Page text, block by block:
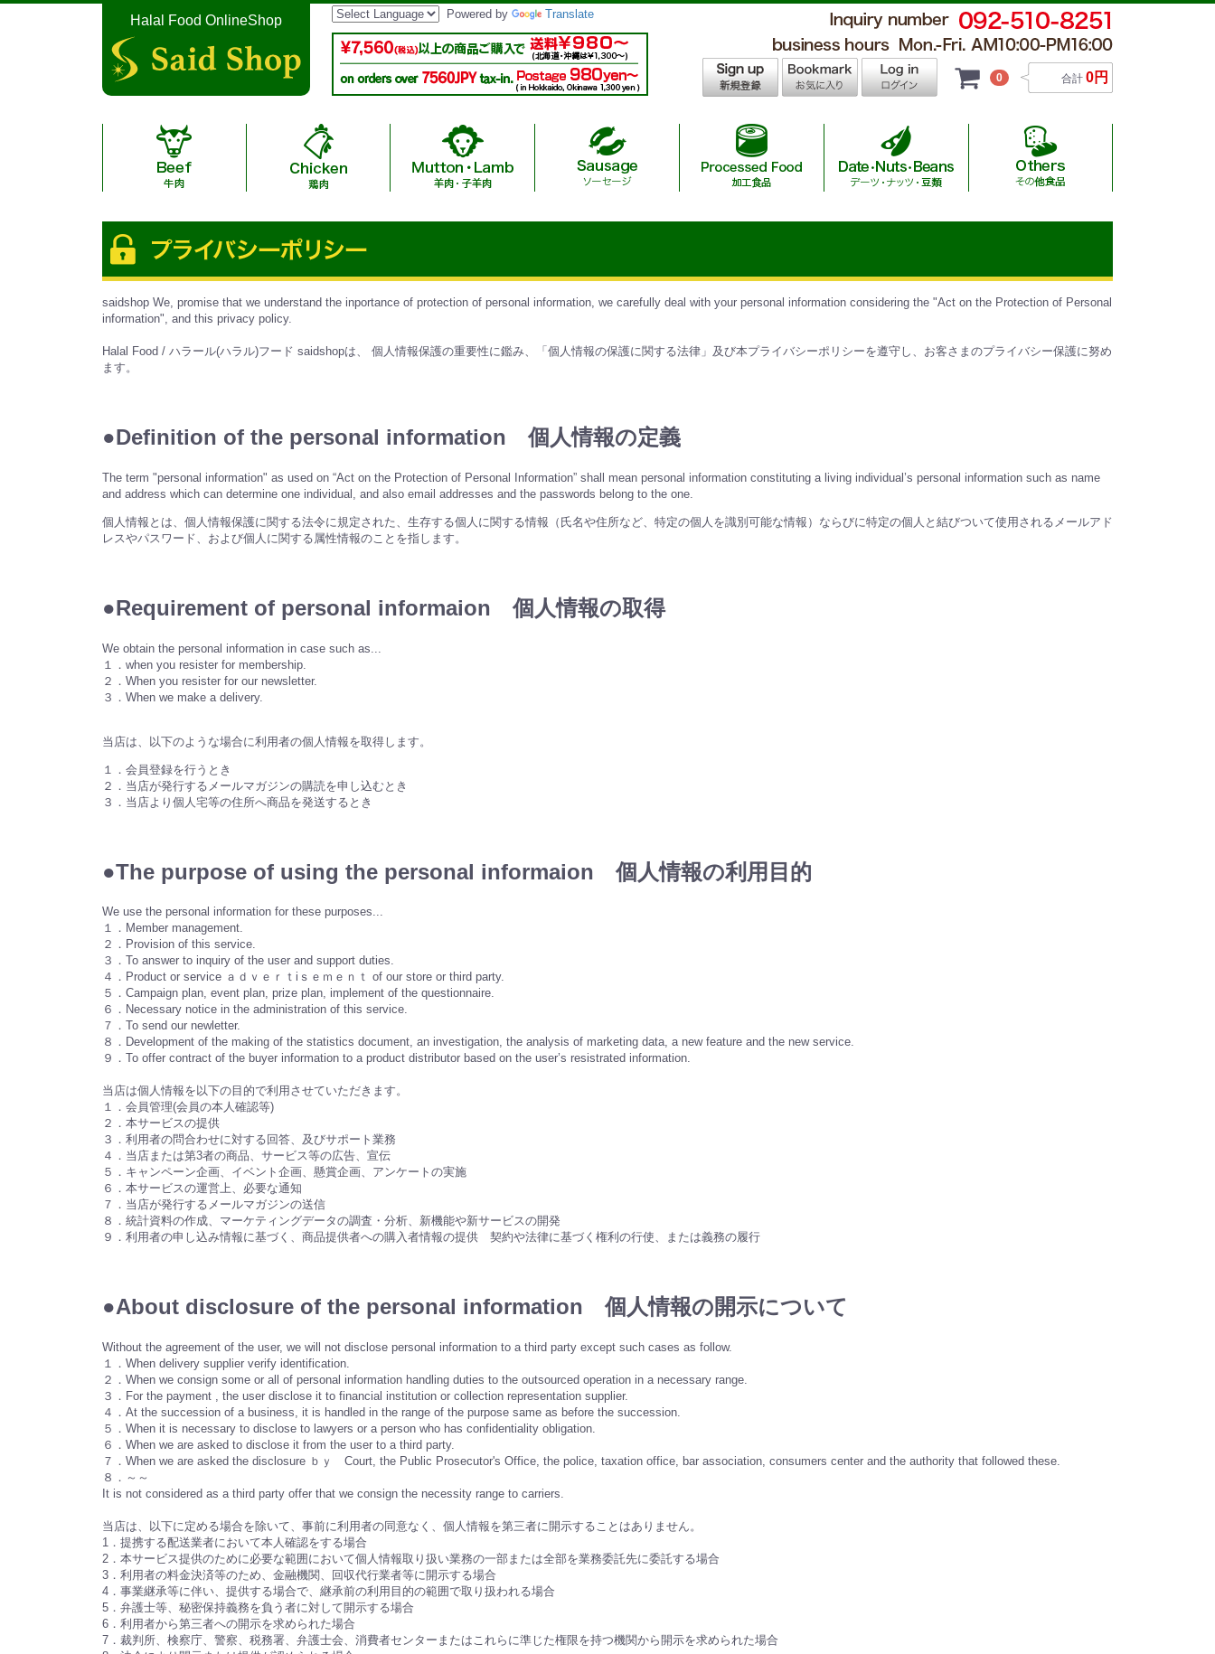
Halal Food OnlineShop Powered by Translate
0 合計 0円
A4,A5 Grade halal wagyu /A4,A5等級ハラール黒毛和牛
ャン牛
Japanease Arita Halal Chicken/ありたハラールチキン
Lamb / 子羊肉
Halal Additive-free Sausage / 無添加ハラールソーセージ
Instant Noodle & Curry / インスタントヌードル・カレー
Date / デーツ
Halal Condiment & Seasoning / 調味料
saidshop We, promise that we understand the inportance of protection of personal information, we carefully deal with your personal information considering the "Act on the Protection of Personal
information", and this privacy policy.
Halal Food / ハラール(ハラル)フード saidshopは、 個人情報保護の重要性に鑑み、「個人情報の保護に関する法律」及び本プライバシーポリシーを遵守し、お客さまのプライバシー保護に努め
ます。
●Definition of the personal information 個人情報の定義
The term "personal information" as used on “Act on the Protection of Personal Information” shall mean personal information constituting a living individual’s personal information such as name
and address which can determine one individual, and also email addresses and the passwords belong to the one.
個人情報とは、個人情報保護に関する法令に規定された、生存する個人に関する情報（氏名や住所など、特定の個人を識別可能な情報）ならびに特定の個人と結びついて使用されるメールアド
レスやパスワード、および個人に関する属性情報のことを指します。
●Requirement of personal informaion 個人情報の取得
We obtain the personal information in case such as...
１．when you resister for membership.
２．When you resister for our newsletter.
３．When we make a delivery.
当店は、以下のような場合に利用者の個人情報を取得します。
１．会員登録を行うとき
２．当店が発行するメールマガジンの購読を申し込むとき
３．当店より個人宅等の住所へ商品を発送するとき
●The purpose of using the personal informaion 個人情報の利用目的
We use the personal information for these purposes...
１．Member management.
２．Provision of this service.
３．To answer to inquiry of the user and support duties.
４．Product or service ａｄｖｅｒｔiｓｅｍｅｎｔ of our store or third party.
５．Campaign plan, event plan, prize plan, implement of the questionnaire.
６．Necessary notice in the administration of this service.
７．To send our newletter.
８．Development of the making of the statistics document, an investigation, the analysis of marketing data, a new feature and the new service.
９．To offer contract of the buyer information to a product distributor based on the user’s resistrated information.
当店は個人情報を以下の目的で利用させていただきます。
１．会員管理(会員の本人確認等)
２．本サービスの提供
３．利用者の問合わせに対する回答、及びサポート業務
４．当店または第3者の商品、サービス等の広告、宣伝
５．キャンペーン企画、イベント企画、懸賞企画、アンケートの実施
６．本サービスの運営上、必要な通知
７．当店が発行するメールマガジンの送信
８．統計資料の作成、マーケティングデータの調査・分析、新機能や新サービスの開発
９．利用者の申し込み情報に基づく、商品提供者への購入者情報の提供 契約や法律に基づく権利の行使、または義務の履行
●About disclosure of the personal information 個人情報の開示について
Without the agreement of the user, we will not disclose personal information to a third party except such cases as follow.
１．When delivery supplier verify identification.
２．When we consign some or all of personal information handling duties to the outsourced operation in a necessary range.
３．For the payment , the user disclose it to financial institution or collection representation supplier.
４．At the succession of a business, it is handled in the range of the purpose same as before the succession.
５．When it is necessary to disclose to lawyers or a person who has confidentiality obligation.
６．When we are asked to disclose it from the user to a third party.
７．When we are asked the disclosure ｂｙ Court, the Public Prosecutor's Office, the police, taxation office, bar association, consumers center and the authority that followed these.
８．～～
It is not considered as a third party offer that we consign the necessity range to carriers.
当店は、以下に定める場合を除いて、事前に利用者の同意なく、個人情報を第三者に開示することはありません。
1．提携する配送業者において本人確認をする場合
2．本サービス提供のために必要な範囲において個人情報取り扱い業務の一部または全部を業務委託先に委託する場合
3．利用者の料金決済等のため、金融機関、回収代行業者等に開示する場合
4．事業継承等に伴い、提供する場合で、継承前の利用目的の範囲で取り扱われる場合
5．弁護士等、秘密保持義務を負う者に対して開示する場合
6．利用者から第三者への開示を求められた場合
7．裁判所、検察庁、警察、税務署、弁護士会、消費者センターまたはこれらに準じた権限を持つ機関から開示を求められた場合